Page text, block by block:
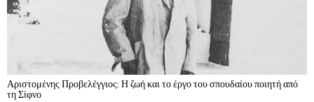
Αριστομένης Προβελέγγιος: Η ζωή και το έργο του σπουδαίου ποιητή από
τη Σίφνο